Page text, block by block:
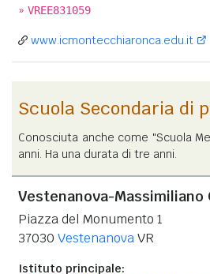
» VREE831059
www.icmontecchiaronca.edu.it
Scuola Secondaria di
Conosciuta anche come "Scuola
anni. Ha una durata di tre anni.
Vestenanova-Massimiliano
Piazza del Monumento 1
37030 VestenanovaVR
Istituto principale: